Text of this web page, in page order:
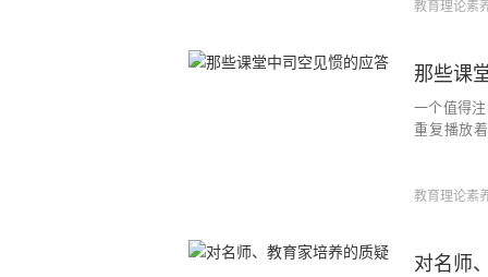
教育理论素
那些课
一个值得
重复播放
教育理论素
对名师